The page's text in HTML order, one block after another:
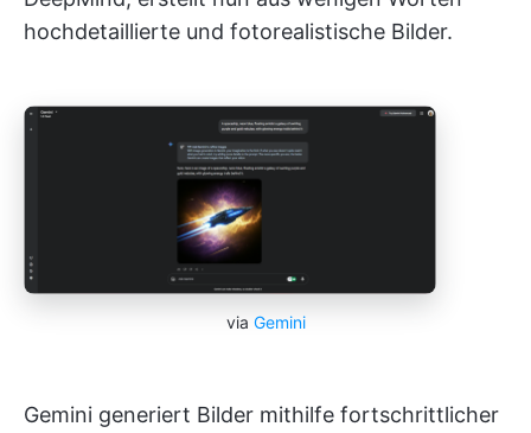
hochdetaillierte und fotorealistische Bilder.
via Gemini
Gemini generiert Bilder mithilfe fortschrittlicher